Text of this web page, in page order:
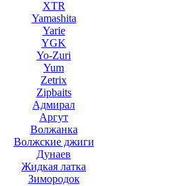
XTR
Yamashita
Yarie
YGK
Yo-Zuri
Yum
Zetrix
Zipbaits
Адмирал
Аргут
Волжанка
Волжские джиги
Дунаев
Жидкая латка
Зимородок